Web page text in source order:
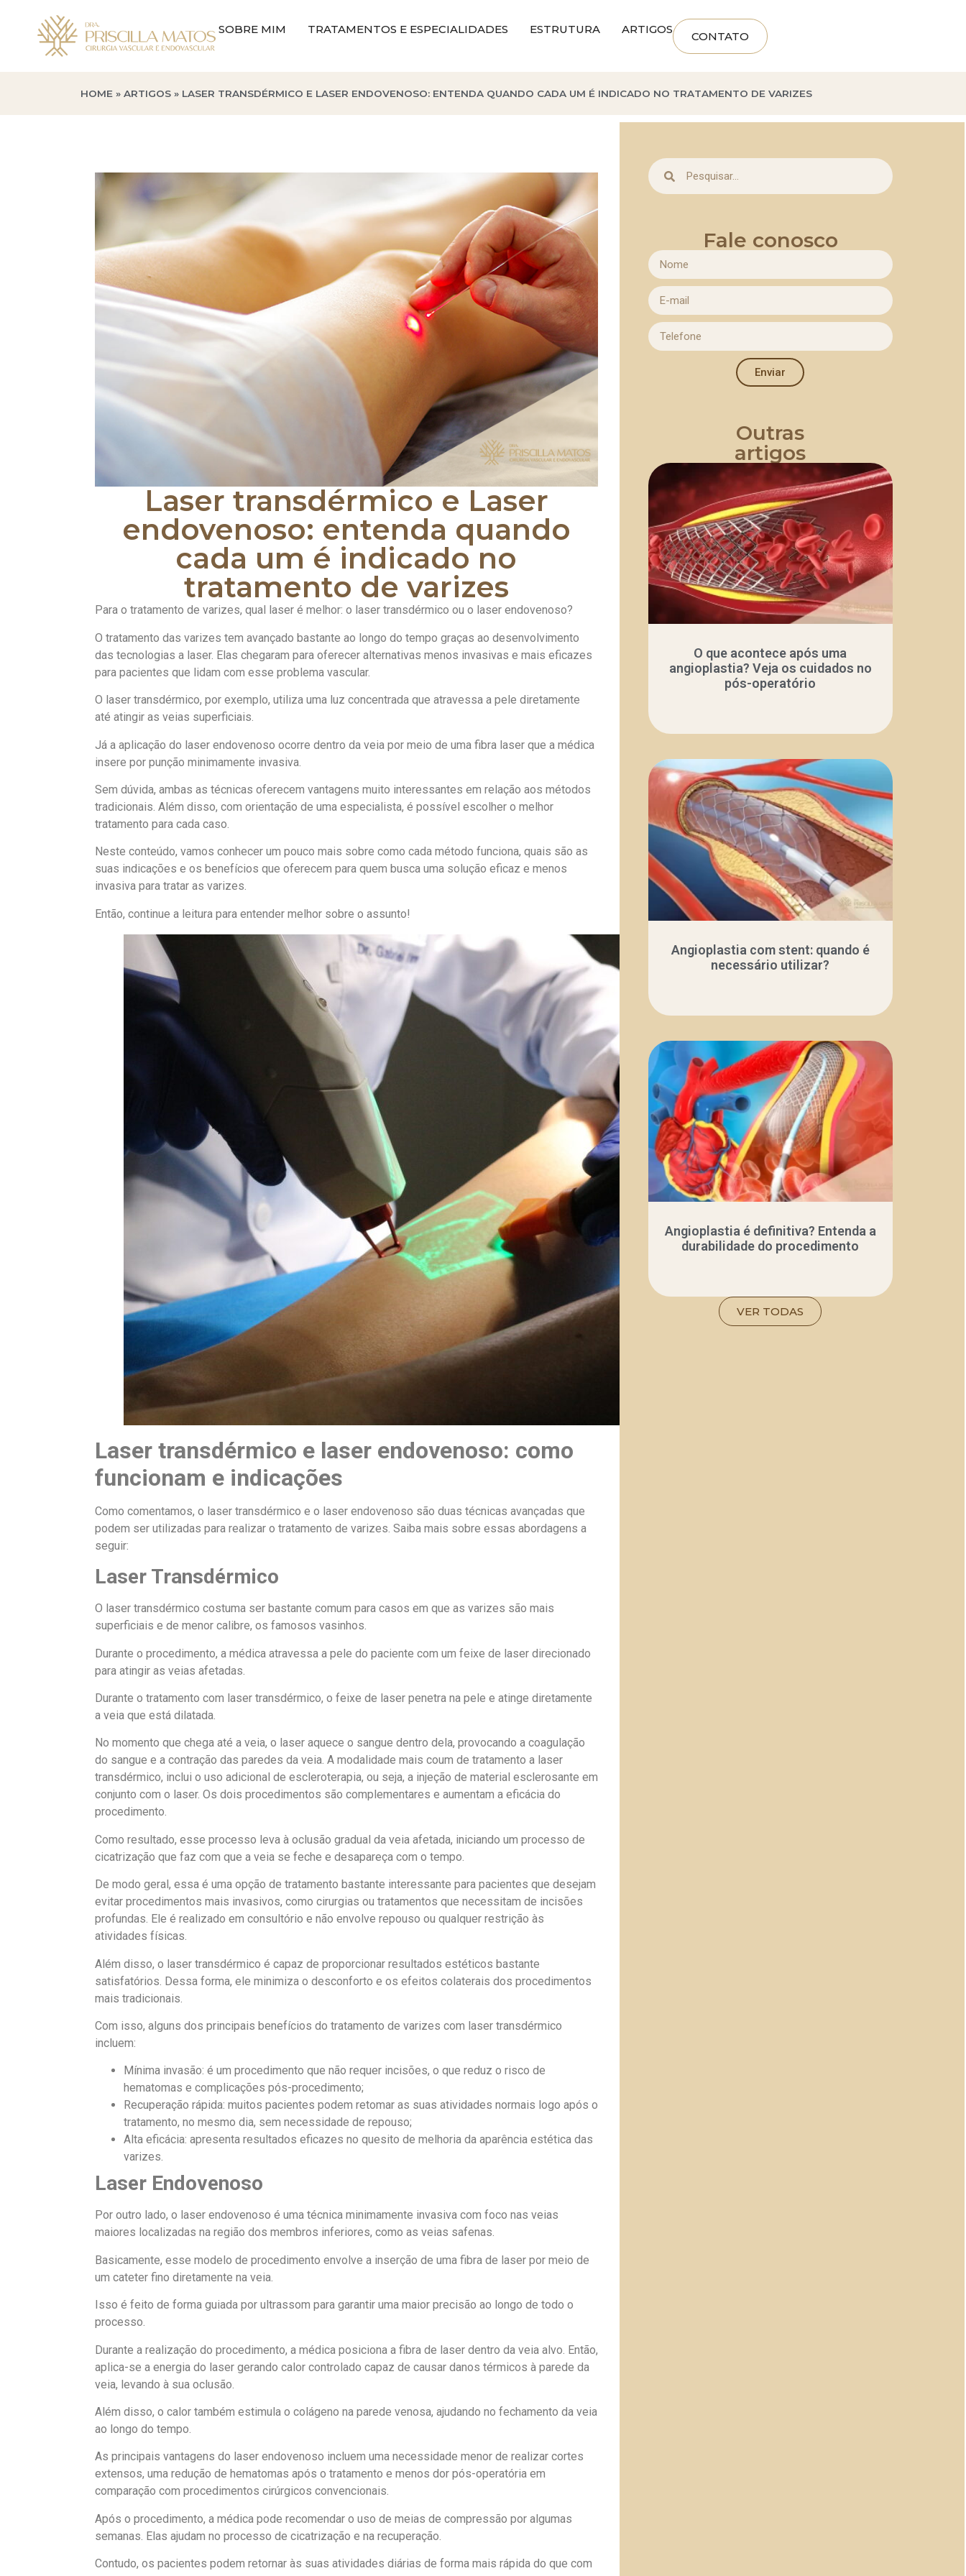
SOBRE MIM TRATAMENTOS E ESPECIALIDADES ESTRUTURA ARTIGOS
CONTATO
HOME » ARTIGOS » LASER TRANSDÉRMICO E LASER ENDOVENOSO: ENTENDA QUANDO CADA UM É INDICADO NO TRATAMENTO DE VARIZES
Laser transdérmico e Laser
endovenoso: entenda quando
cada um é indicado no
tratamento de varizes
Para o tratamento de varizes, qual laser é melhor: o laser transdérmico ou o laser endovenoso?
O tratamento das varizes tem avançado bastante ao longo do tempo graças ao desenvolvimento
das tecnologias a laser. Elas chegaram para oferecer alternativas menos invasivas e mais eficazes
para pacientes que lidam com esse problema vascular.
O laser transdérmico, por exemplo, utiliza uma luz concentrada que atravessa a pele diretamente
até atingir as veias superficiais.
Já a aplicação do laser endovenoso ocorre dentro da veia por meio de uma fibra laser que a médica
insere por punção minimamente invasiva.
Sem dúvida, ambas as técnicas oferecem vantagens muito interessantes em relação aos métodos
tradicionais. Além disso, com orientação de uma especialista, é possível escolher o melhor
tratamento para cada caso.
Neste conteúdo, vamos conhecer um pouco mais sobre como cada método funciona, quais são as
suas indicações e os benefícios que oferecem para quem busca uma solução eficaz e menos
invasiva para tratar as varizes.
Então, continue a leitura para entender melhor sobre o assunto!
Laser transdérmico e laser endovenoso: como
funcionam e indicações
Como comentamos, o laser transdérmico e o laser endovenoso são duas técnicas avançadas que
podem ser utilizadas para realizar o tratamento de varizes. Saiba mais sobre essas abordagens a
seguir:
Laser Transdérmico
O laser transdérmico costuma ser bastante comum para casos em que as varizes são mais
superficiais e de menor calibre, os famosos vasinhos.
Durante o procedimento, a médica atravessa a pele do paciente com um feixe de laser direcionado
para atingir as veias afetadas.
Durante o tratamento com laser transdérmico, o feixe de laser penetra na pele e atinge diretamente
a veia que está dilatada.
No momento que chega até a veia, o laser aquece o sangue dentro dela, provocando a coagulação
do sangue e a contração das paredes da veia. A modalidade mais coum de tratamento a laser
transdérmico, inclui o uso adicional de escleroterapia, ou seja, a injeção de material esclerosante em
conjunto com o laser. Os dois procedimentos são complementares e aumentam a eficácia do
procedimento.
Como resultado, esse processo leva à oclusão gradual da veia afetada, iniciando um processo de
cicatrização que faz com que a veia se feche e desapareça com o tempo.
De modo geral, essa é uma opção de tratamento bastante interessante para pacientes que desejam
evitar procedimentos mais invasivos, como cirurgias ou tratamentos que necessitam de incisões
profundas. Ele é realizado em consultório e não envolve repouso ou qualquer restrição às
atividades físicas.
Além disso, o laser transdérmico é capaz de proporcionar resultados estéticos bastante
satisfatórios. Dessa forma, ele minimiza o desconforto e os efeitos colaterais dos procedimentos
mais tradicionais.
Com isso, alguns dos principais benefícios do tratamento de varizes com laser transdérmico
incluem:
Mínima invasão: é um procedimento que não requer incisões, o que reduz o risco de
hematomas e complicações pós-procedimento;
Recuperação rápida: muitos pacientes podem retomar as suas atividades normais logo após o
tratamento, no mesmo dia, sem necessidade de repouso;
Alta eficácia: apresenta resultados eficazes no quesito de melhoria da aparência estética das
varizes.
Laser Endovenoso
Por outro lado, o laser endovenoso é uma técnica minimamente invasiva com foco nas veias
maiores localizadas na região dos membros inferiores, como as veias safenas.
Basicamente, esse modelo de procedimento envolve a inserção de uma fibra de laser por meio de
um cateter fino diretamente na veia.
Isso é feito de forma guiada por ultrassom para garantir uma maior precisão ao longo de todo o
processo.
Durante a realização do procedimento, a médica posiciona a fibra de laser dentro da veia alvo. Então,
aplica-se a energia do laser gerando calor controlado capaz de causar danos térmicos à parede da
veia, levando à sua oclusão.
Além disso, o calor também estimula o colágeno na parede venosa, ajudando no fechamento da veia
ao longo do tempo.
As principais vantagens do laser endovenoso incluem uma necessidade menor de realizar cortes
extensos, uma redução de hematomas após o tratamento e menos dor pós-operatória em
comparação com procedimentos cirúrgicos convencionais.
Após o procedimento, a médica pode recomendar o uso de meias de compressão por algumas
semanas. Elas ajudam no processo de cicatrização e na recuperação.
Contudo, os pacientes podem retornar às suas atividades diárias de forma mais rápida do que com
Fale conosco
Enviar
Outras
artigos
O que acontece após uma
angioplastia? Veja os cuidados no
pós-operatório
Angioplastia com stent: quando é
necessário utilizar?
Angioplastia é definitiva? Entenda a
durabilidade do procedimento
VER TODAS